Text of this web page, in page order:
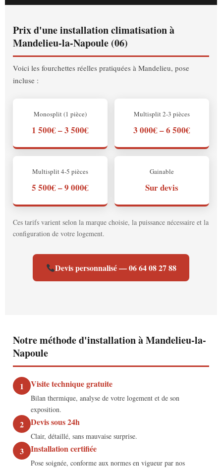
Prix d'une installation climatisation à
Mandelieu-la-Napoule (06)
Voici les fourchettes réelles pratiquées à Mandelieu, pose
incluse :
Monosplit (1 pièce)
1 500€ – 3 500€
Multisplit 2-3 pièces
3 000€ – 6 500€
Multisplit 4-5 pièces
5 500€ – 9 000€
Gainable
Sur devis
Ces tarifs varient selon la marque choisie, la puissance nécessaire et la
configuration de votre logement.
Devis personnalisé — 06 64 08 27 88
Notre méthode d'installation à Mandelieu-la-
Napoule
1 Visite technique gratuite
Bilan thermique, analyse de votre logement et de son
exposition.
2 Devis sous 24h
Clair, détaillé, sans mauvaise surprise.
3 Installation certifiée
Pose soignée, conforme aux normes en vigueur par nos